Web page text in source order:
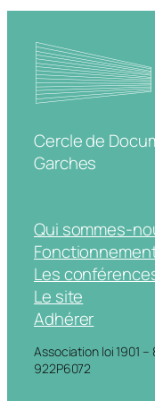
Cercle de
Garches
Qui sommes-
Les
Le site
Adhérer
Association loi 1901
922P6072